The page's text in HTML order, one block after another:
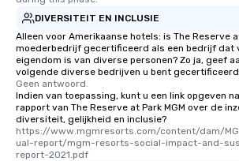
DIVERSITEIT EN INCLUSIE
Alleen voor Amerikaanse hotels: is The Reserve
moederbedrijf gecertificeerd als een bedrijf dat
eigendom is van diverse personen? Zo ja, geef
volgende diverse bedrijven u bent
Geen antwoord.
Indien van toepassing, kunt u een link opgeven
rapport van The Reserve at Park MGM over de
diversiteit, gelijkheid en inclusie?
https://www.mgmresorts.com/content/dam/
ual-report/mgm-resorts-social-impact-and-
report-2021.pdf